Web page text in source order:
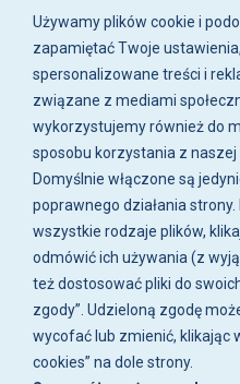
04-761 Warszawa
Biuro i sklep są czynne:
pn-pt w godz. 8:00 -
O firmie
Zakupy
Moje konto
Artykuły i galeria
Używamy plików cookie i
zapamiętać Twoje
spersonalizowane treści i
związane z mediami
wykorzystujemy również do
sposobu korzystania z
Domyślnie włączone są
poprawnego działania
wszystkie rodzaje plików,
odmówić ich używania (z
też dostosować pliki do
zgody”. Udzieloną zgodę
wycofać lub zmienić, klikając
cookies” na dole strony.